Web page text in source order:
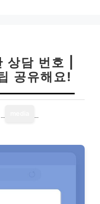
상담 번호 |
공유해요!